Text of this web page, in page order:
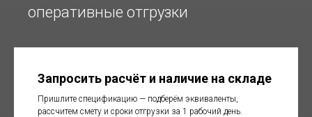
оперативные отгрузки
Запросить расчёт и наличие на складе
Пришлите спецификацию — подберём эквиваленты,
рассчитем смету и сроки отгрузки за 1 рабочий день.